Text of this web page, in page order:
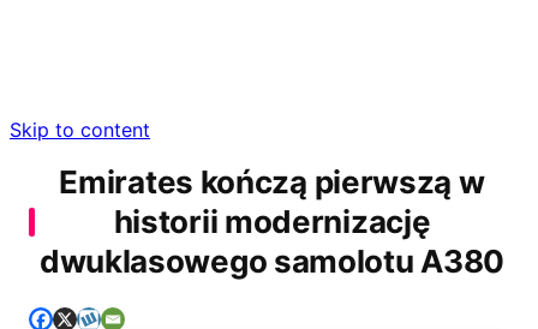
Skip to content
Emirates kończą pierwszą w
historii modernizację
dwuklasowego samolotu A380